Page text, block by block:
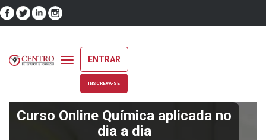
Toggle
navigation
ENTRAR
INSCREVA-SE
Curso Online Química aplicada no
dia a dia